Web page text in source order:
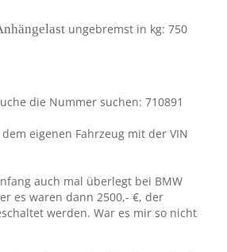
ungebremst in kg: 750
die Nummer suchen: 710891
eigenen Fahrzeug mit der VIN
auch mal überlegt bei BMW
es waren dann 2500,- €, der
werden. War es mir so nicht